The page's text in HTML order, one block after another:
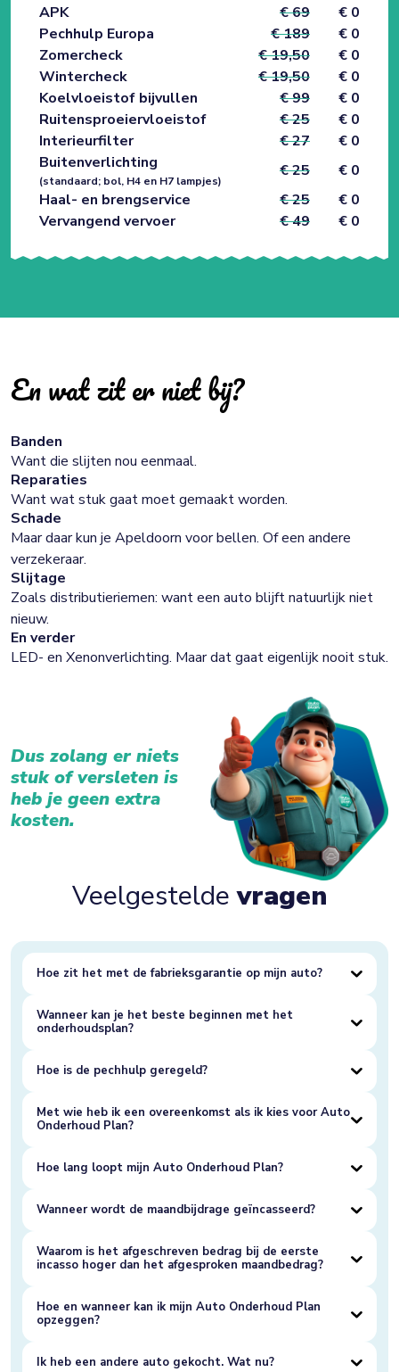
APK
€ 69
€ 0
Pechhulp Europa
€ 189
€ 0
Zomercheck
€ 19,50
€ 0
Wintercheck
€ 19,50
€ 0
Koelvloeistof bijvullen
€ 99
€ 0
Ruitensproeiervloeistof
€ 25
€ 0
Interieurfilter
€ 27
€ 0
Buitenverlichting
(standaard; bol, H4 en H7 lampjes)
€ 25
€ 0
Haal- en brengservice
€ 25
€ 0
Vervangend vervoer
€ 49 € 0
En wat zit er niet bij?
Banden
Want die slijten nou eenmaal.
Reparaties
Want wat stuk gaat moet gemaakt worden.
Schade
Maar daar kun je Apeldoorn voor bellen. Of een andere
verzekeraar.
Slijtage
Zoals distributieriemen: want een auto blijft natuurlijk niet
nieuw.
En verder
LED- en Xenonverlichting. Maar dat gaat eigenlijk nooit stuk.
Dus zolang er niets
stuk of versleten is
heb je geen extra
kosten.
Veelgesteldevragen
Hoe zit het met de fabrieksgarantie op mijn auto?
Wanneer kan je het beste beginnen met het
onderhoudsplan?
Hoe is de pechhulp geregeld?
Met wie heb ik een overeenkomst als ik kies voor Auto
Onderhoud Plan?
Hoe lang loopt mijn Auto Onderhoud Plan?
Wanneer wordt de maandbijdrage geïncasseerd?
Waarom is het afgeschreven bedrag bij de eerste
incasso hoger dan het afgesproken maandbedrag?
Hoe en wanneer kan ik mijn Auto Onderhoud Plan
opzeggen?
Ik heb een andere auto gekocht. Wat nu?